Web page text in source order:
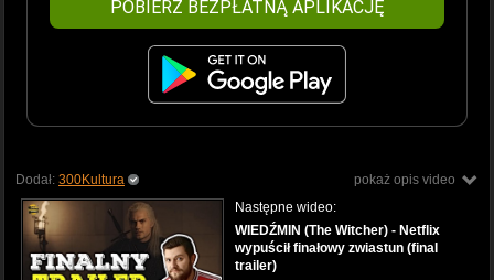
POBIERZ BEZPŁATNĄ APLIKACJĘ
pokaż opis video
Dodał: 300Kultura
Następne wideo:
WIEDŹMIN (The Witcher) - Netflix
wypuścił finałowy zwiastun (final
trailer)